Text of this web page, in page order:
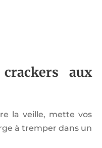
aux
la veille, mette vos
à tremper dans un